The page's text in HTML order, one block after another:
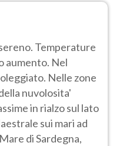
Temperature
aumento. Nel
Nelle zone
nuvolosita'
in rialzo sul lato
sui mari ad
di Sardegna,